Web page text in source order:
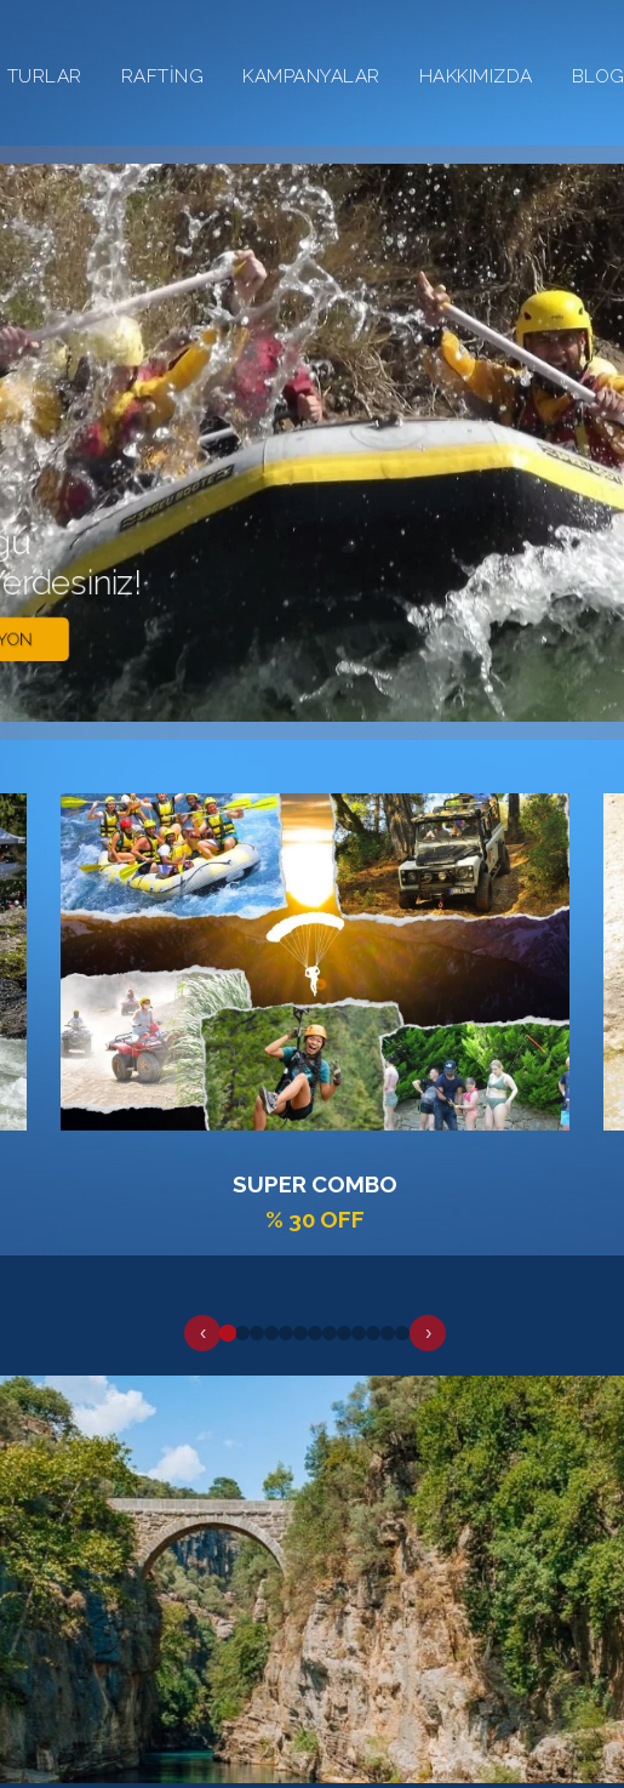
TURLAR RAFTİNG KAMPANYALAR HAKKIMIZDA BLOG
İsteyenlere
Günde
CANYONING
% 20 OFF
‹ ›